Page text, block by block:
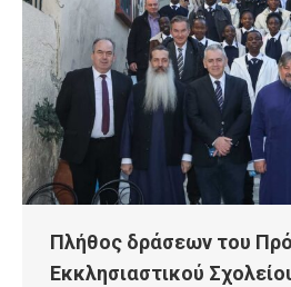
Πλήθος δράσεων του
Εκκλησιαστικού